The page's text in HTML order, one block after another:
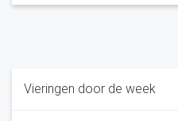
Vieringen door de week